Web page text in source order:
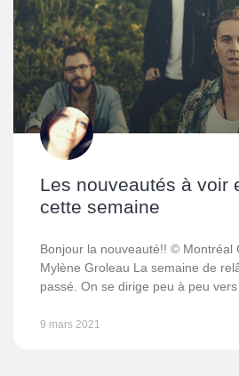
Les nouveautés à voir
cette semaine
Bonjour la nouveauté!! © Montréal
Mylène Groleau La semaine de
passé. On se dirige peu à peu vers
9 mars 2021